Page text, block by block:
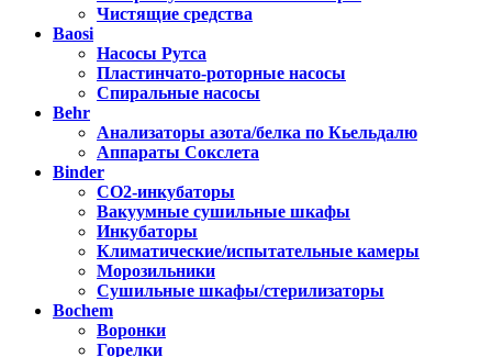
Чистящие средства
Baosi
Насосы Рутса
Пластинчато-роторные насосы
Спиральные насосы
Behr
Анализаторы азота/белка по Кьельдалю
Аппараты Сокслета
Binder
CO2-инкубаторы
Вакуумные сушильные шкафы
Инкубаторы
Климатические/испытательные камеры
Морозильники
Сушильные шкафы/стерилизаторы
Bochem
Воронки
Горелки